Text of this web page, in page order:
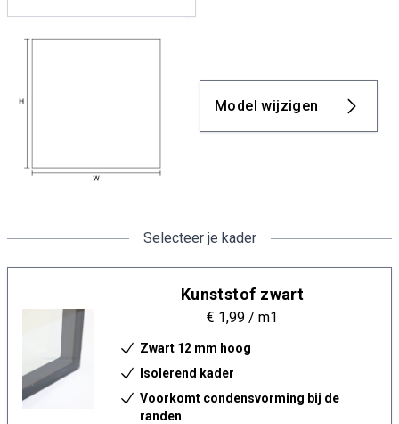
Model wijzigen
Selecteer je kader
Kunststof zwart
€ 1,99 / m1
Zwart 12 mm hoog
Isolerend kader
Voorkomt condensvorming bij de
randen